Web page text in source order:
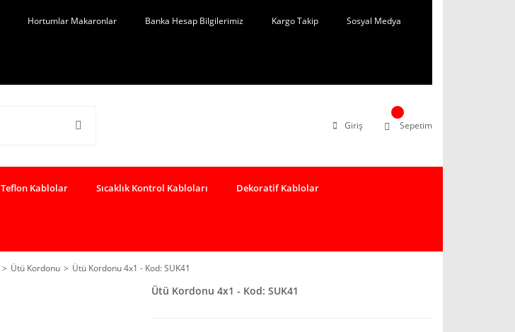
Hortumlar Makaronlar Banka Hesap Bilgilerimiz Kargo Takip Sosyal Medya
Giriş Sepetim
Teflon Kablolar Sıcaklık Kontrol Kabloları Dekoratif Kablolar
Ütü Kordonu Ütü Kordonu 4x1 - Kod: SUK41
Ütü Kordonu 4x1 - Kod: SUK41